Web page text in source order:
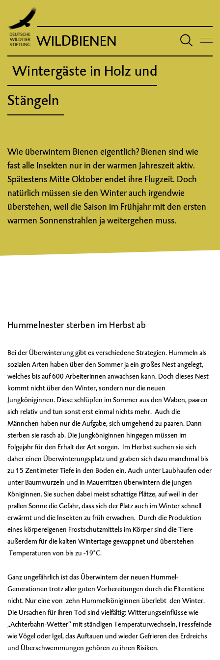
WILDBIENEN
Wintergäste in Holz und
Stängeln
Wie überwintern Bienen eigentlich? Bienen sind wie
fast alle Insekten nur in der warmen Jahreszeit aktiv.
Spätestens Mitte Oktober endet ihre Flugzeit. Doch
natürlich müssen sie den Winter auch irgendwie
überstehen, weil die Saison im Frühjahr mit den ersten
warmen Sonnenstrahlen ja weitergehen muss.
Hummelnester sterben im Herbst ab
Bei der Überwinterung gibt es verschiedene Strategien. Hummeln als
sozialen Arten haben über den Sommer ja ein großes Nest angelegt,
welches bis auf 600 Arbeiterinnen anwachsen kann. Doch dieses Nest
kommt nicht über den Winter, sondern nur die neuen
Jungköniginnen. Diese schlüpfen im Sommer aus den Waben, paaren
sich relativ und tun sonst erst einmal nichts mehr. Auch die
Männchen haben nur die Aufgabe, sich umgehend zu paaren. Dann
sterben sie rasch ab. Die Jungköniginnen hingegen müssen im
Folgejahr für den Erhalt der Art sorgen. Im Herbst suchen sie sich
daher einen Überwinterungsplatz und graben sich dazu manchmal bis
zu 15 Zentimeter Tiefe in den Boden ein. Auch unter Laubhaufen oder
unter Baumwurzeln und in Mauerritzen überwintern die jungen
Königinnen. Sie suchen dabei meist schattige Plätze, auf weil in der
prallen Sonne die Gefahr, dass sich der Platz auch im Winter schnell
erwärmt und die Insekten zu früh erwachen. Durch die Produktion
eines körpereigenen Frostschutzmittels im Körper sind die Tiere
außerdem für die kalten Wintertage gewappnet und überstehen
Temperaturen von bis zu -19°C.
Ganz ungefährlich ist das Überwintern der neuen Hummel-
Generationen trotz aller guten Vorbereitungen durch die Elterntiere
nicht. Nur eine von zehn Hummelköniginnen überlebt den Winter.
Die Ursachen für ihren Tod sind vielfältig: Witterungseinflüsse wie
„Achterbahn-Wetter“ mit ständigen Temperaturwechseln, Fressfeinde
wie Vögel oder Igel, das Auftauen und wieder Gefrieren des Erdreichs
und Überschwemmungen gehören zu ihren Risiken.